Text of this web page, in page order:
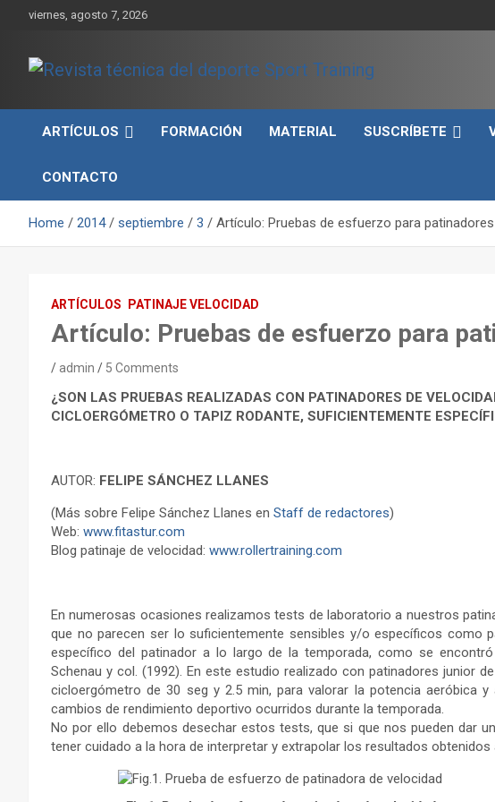
viernes, agosto 7, 2026
Revista técnica del
deporte Sport Training
rendimiento, nutrición y entrenamiento.
ARTÍCULOS
FORMACIÓN MATERIAL SUSCRÍBETE
CONTACTO
Home 2014 septiembre 3 Artículo: Pruebas de esfuerzo para patinadores
ARTÍCULOS PATINAJE VELOCIDAD
Artículo: Pruebas de esfuerzo para
admin 5 Comments
¿SON LAS PRUEBAS REALIZADAS CON PATINADORES DE
CICLOERGÓMETRO O TAPIZ RODANTE, SUFICIENTEMENTE
AUTOR: FELIPE SÁNCHEZ LLANES
(Más sobre Felipe Sánchez Llanes en Staff de redactores)
Web: www.fitastur.com
Blog patinaje de velocidad: www.rollertraining.com
En numerosas ocasiones realizamos tests de laboratorio a nuestros
que no parecen ser lo suficientemente sensibles y/o específicos como
específico del patinador a lo largo de la temporada, como se
Schenau y col. (1992). En este estudio realizado con patinadores junior
cicloergómetro de 30 seg y 2.5 min, para valorar la potencia aeróbica y
cambios de rendimiento deportivo ocurridos durante la temporada.
No por ello debemos desechar estos tests, que si que nos pueden dar
tener cuidado a la hora de interpretar y extrapolar los resultados obtenidos